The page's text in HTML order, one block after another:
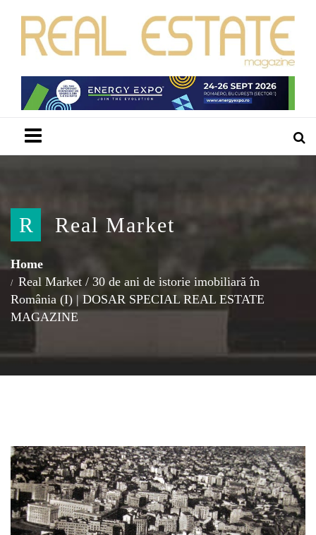
R Real Market
Home
Real Market / 30 de ani de istorie imobiliară în
România (I) | DOSAR SPECIAL REAL ESTATE
MAGAZINE